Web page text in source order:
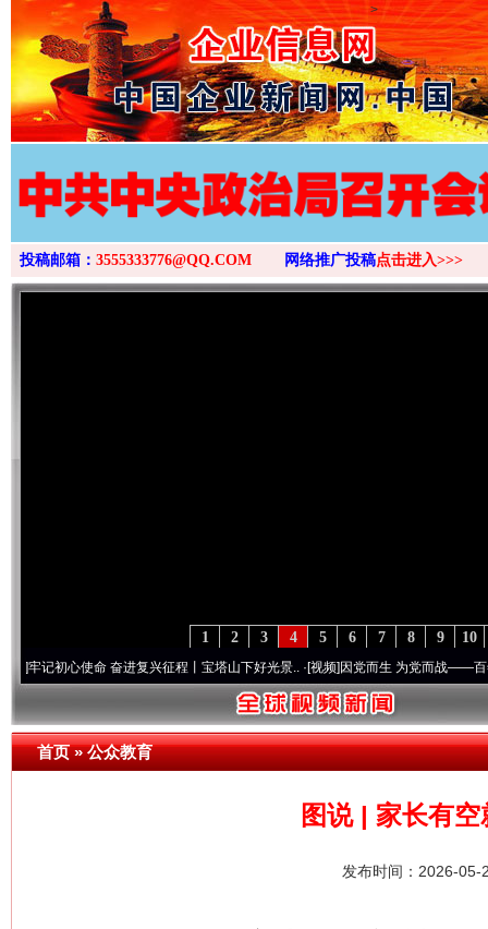
>
投稿邮箱： 3555333776@QQ.COM 网络推广投稿点击进入>>>
10
9
8
7
6
5
4
3
2
1
奋进复兴征程丨宝塔山下好光景..·[视频]因党而生 为党而战——百年“纪”事⑧加强
首页»公众教育
图说 | 家长有
发布时间：2026-